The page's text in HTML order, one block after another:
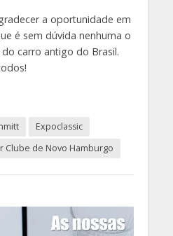
a oportunidade em
é sem dúvida nenhuma o
carro antigo do Brasil.
Expoclassic
Clube de Novo Hamburgo